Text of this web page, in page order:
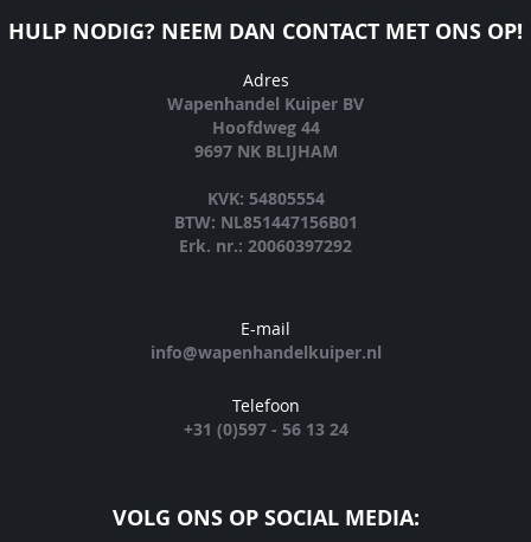
HULP NODIG? NEEM DAN CONTACT MET ONS OP!
Adres
Wapenhandel Kuiper BV
Hoofdweg 44
9697 NK BLIJHAM
KVK: 54805554
BTW: NL851447156B01
Erk. nr.: 20060397292
E-mail
info@wapenhandelkuiper.nl
Telefoon
+31 (0)597 - 56 13 24
VOLG ONS OP SOCIAL MEDIA: